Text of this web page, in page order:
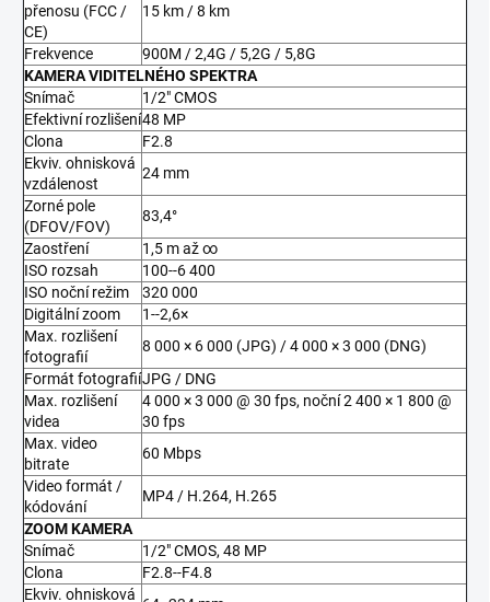
přenosu (FCC /
CE)
15 km / 8 km
Frekvence
900M / 2,4G / 5,2G / 5,8G
KAMERA VIDITELNÉHO SPEKTRA
Snímač
1/2" CMOS
Efektivní rozlišení48 MP
Clona
F2.8
Ekviv. ohnisková
vzdálenost
24 mm
Zorné pole
(DFOV/FOV)
83,4°
Zaostření
1,5 m až ∞
ISO rozsah
100--6 400
ISO noční režim
320 000
Digitální zoom
1--2,6×
Max. rozlišení
fotografií
8 000 × 6 000 (JPG) / 4 000 × 3 000 (DNG)
Formát fotografiíJPG / DNG
Max. rozlišení
videa
4 000 × 3 000 @ 30 fps, noční 2 400 × 1 800 @
30 fps
Max. video
bitrate
60 Mbps
Video formát /
kódování
MP4 / H.264, H.265
ZOOM KAMERA
Snímač
1/2" CMOS, 48 MP
Clona
F2.8--F4.8
Ekviv. ohnisková